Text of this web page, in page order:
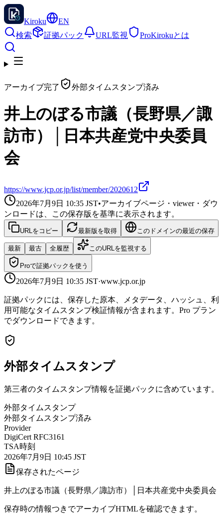
Kiroku
EN
検索
証拠パック URL監視 ProKirokuとは
アーカイブ完了 外部タイムスタンプ済み
井上のぼる市議（長野県／諏
訪市）│日本共産党中央委員
会
https://www.jcp.or.jp/list/member/2020612
2026年7月9日 10:35 JST•アーカイブページ・viewer・ダウ
ンロードは、この保存版を基準に表示されます。
URLをコピー 最新版を取得 このドメインの最近の保存
最新 最古 全履歴 このURLを監視する
Proで証拠パックを使う
2026年7月9日 10:35 JST·www.jcp.or.jp
証拠パックには、保存した原本、メタデータ、ハッシュ、利
用可能なタイムスタンプ検証情報が含まれます。Pro プラン
でダウンロードできます。
外部タイムスタンプ
第三者のタイムスタンプ情報を証拠パックに含めています。
外部タイムスタンプ
外部タイムスタンプ済み
Provider
DigiCert RFC3161
TSA時刻
2026年7月9日 10:45 JST
保存されたページ
井上のぼる市議（長野県／諏訪市）│日本共産党中央委員会
保存時の情報つきでアーカイブHTMLを確認できます。